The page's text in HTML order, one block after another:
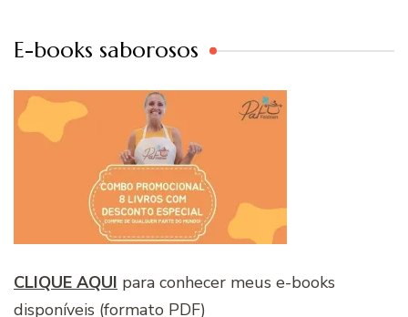
E-books saborosos
CLIQUE AQUI para conhecer meus e-books
disponíveis (formato PDF)